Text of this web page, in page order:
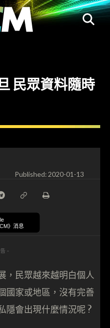
民眾資料隨時
Published:2020-01-13
》消息
-
，民眾越來越明白個人
國家或地區，沒有完善
隱會出現什麼情況呢 ?